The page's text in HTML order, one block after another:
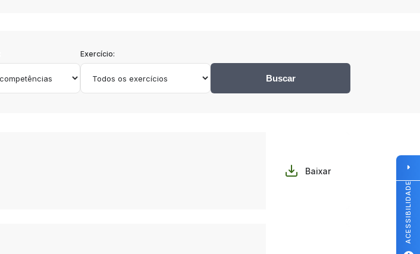
Exercício:
Buscar
Baixar
ACESSIBILIDADE